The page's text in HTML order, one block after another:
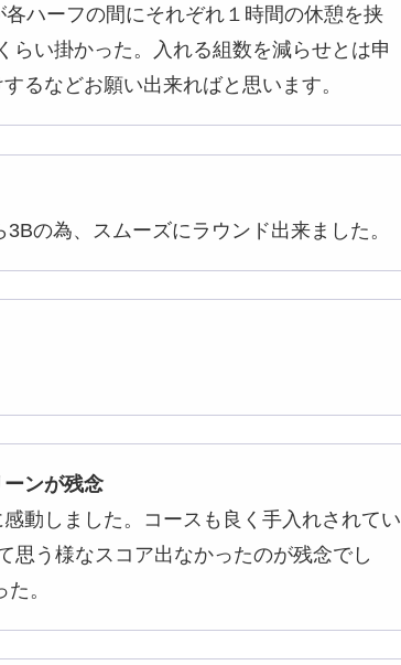
ハーフの間にそれぞれ１時間の休憩を挟
い掛かった。入れる組数を減らせとは申
るなどお願い出来ればと思います。
の為、スムーズにラウンド出来ました。
ンが残念
動しました。コースも良く手入れされてい
思う様なスコア出なかったのが残念でし
。